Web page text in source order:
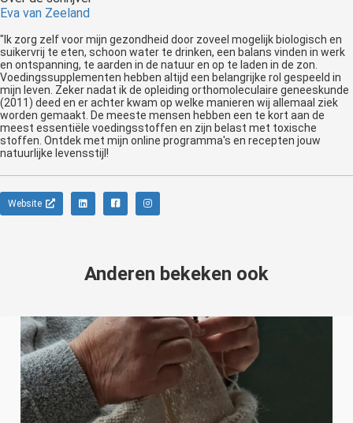
Eva van Zeeland
"Ik zorg zelf voor mijn gezondheid door zoveel mogelijk biologisch en
suikervrij te eten, schoon water te drinken, een balans vinden in werk
en ontspanning, te aarden in de natuur en op te laden in de zon.
Voedingssupplementen hebben altijd een belangrijke rol gespeeld in
mijn leven. Zeker nadat ik de opleiding orthomoleculaire geneeskunde
(2011) deed en er achter kwam op welke manieren wij allemaal ziek
worden gemaakt. De meeste mensen hebben een te kort aan de
meest essentiële voedingsstoffen en zijn belast met toxische
stoffen. Ontdek met mijn online programma's en recepten jouw
natuurlijke levensstijl!
Website
Anderen bekeken ook